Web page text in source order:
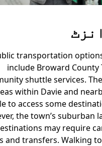
transportation
include Broward County
shuttle services.
within Davie and
to access some
the town’s suburban
may require
and transfers. Walking